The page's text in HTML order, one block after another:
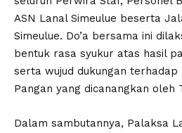
ASN Lanal Simeulue beserta
Simeulue. Do’a bersama ini
bentuk rasa syukur atas hasil
serta wujud dukungan
Pangan yang dicanangkan oleh
Dalam sambutannya, Palaksa